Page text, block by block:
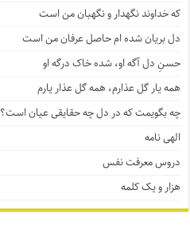
که خداوند نگهدار و نگهبان من است
دل بریان شده ام حاصل عرفان من است
حسنِ دل آگه او، شده خاک درگه او
همه یار گل عذارم، همه گل عذار یارم
چه بگویمت که در دل چه حقایقی عیان است؟
الهی نامه
دروس معرفت نفس
هزار و یک کلمه